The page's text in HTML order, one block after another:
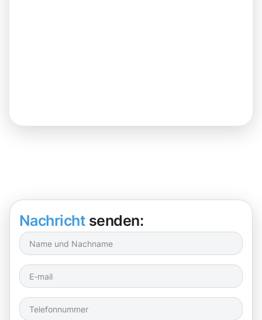
Nachricht senden: